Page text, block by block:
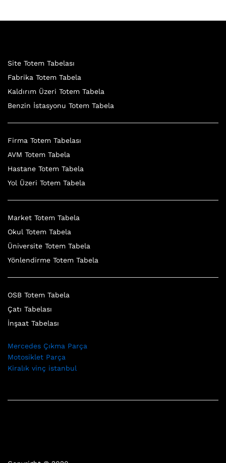
Site Totem Tabelası
Fabrika Totem Tabela
Kaldırım Üzeri Totem Tabela
Benzin İstasyonu Totem Tabela
Firma Totem Tabelası
AVM Totem Tabela
Hastane Totem Tabela
Yol Üzeri Totem Tabela
Market Totem Tabela
Okul Totem Tabela
Üniversite Totem Tabela
Yönlendirme Totem Tabela
OSB Totem Tabela
Çatı Tabelası
İnşaat Tabelası
Mercedes Çıkma Parça
Motosiklet Parça
Kiralık vinç istanbul